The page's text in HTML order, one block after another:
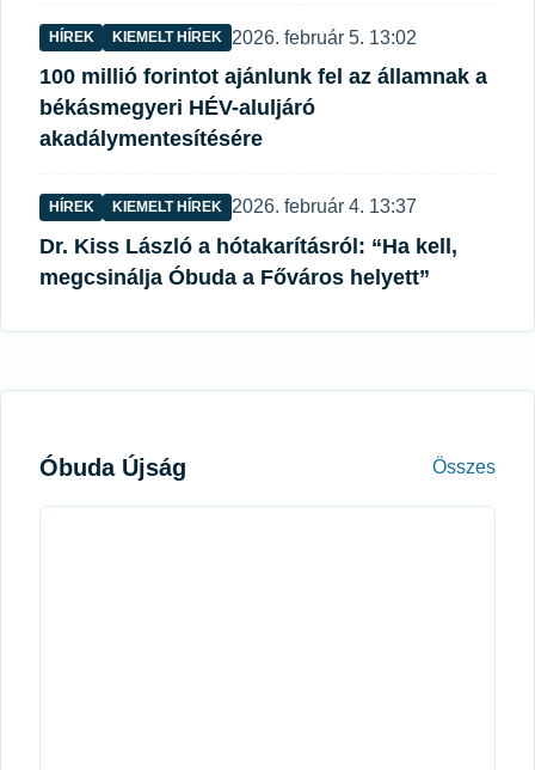
HÍREK KIEMELT HÍREK Közzétéve:
2026. február 5. 13:02
100 millió forintot ajánlunk fel az államnak a
békásmegyeri HÉV-aluljáró
akadálymentesítésére
HÍREK KIEMELT HÍREK Közzétéve:
2026. február 4. 13:37
Dr. Kiss László a hótakarításról: “Ha kell,
megcsinálja Óbuda a Főváros helyett”
Óbuda Újság Összes